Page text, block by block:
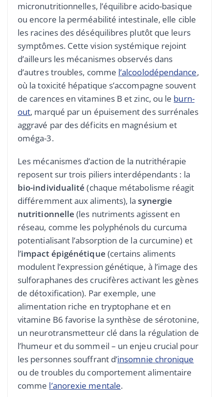
micronutritionnelles, l’équilibre acido-basique
ou encore la perméabilité intestinale, elle cible
les racines des déséquilibres plutôt que leurs
symptômes. Cette vision systémique rejoint
d’ailleurs les mécanismes observés dans
d’autres troubles, comme l’alcoolodépendance,
où la toxicité hépatique s’accompagne souvent
de carences en vitamines B et zinc, ou le burn-
out, marqué par un épuisement des surrénales
aggravé par des déficits en magnésium et
oméga-3.
Les mécanismes d’action de la nutrithérapie
reposent sur trois piliers interdépendants : la
bio-individualité (chaque métabolisme réagit
différemment aux aliments), lasynergie
nutritionnelle (les nutriments agissent en
réseau, comme les polyphénols du curcuma
potentialisant l’absorption de la curcumine) et
l’impact épigénétique (certains aliments
modulent l’expression génétique, à l’image des
sulforaphanes des crucifères activant les gènes
de détoxification). Par exemple, une
alimentation riche en tryptophane et en
vitamine B6 favorise la synthèse de sérotonine,
un neurotransmetteur clé dans la régulation de
l’humeur et du sommeil – un enjeu crucial pour
les personnes souffrant d’insomnie chronique
ou de troubles du comportement alimentaire
comme l’anorexie mentale.